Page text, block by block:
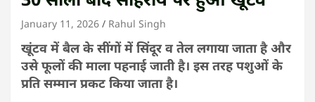
January 11, 2026 Rahul Singh
खूंटव में बैल के सींगों में सिंदूर व तेल लगाया जाता है और
उसे फूलों की माला पहनाई जाती है। इस तरह पशुओं के
प्रति सम्मान प्रकट किया जाता है।